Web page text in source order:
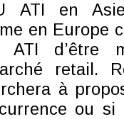
ATI en
en Europe
d’être
retail.
à
ou